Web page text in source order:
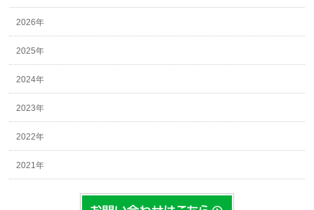
2026年
2025年
2024年
2023年
2022年
2021年